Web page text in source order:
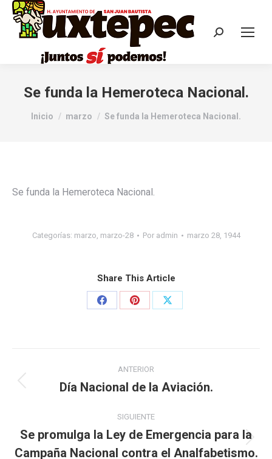
Se funda la Hemeroteca Nacional.
Estás aquí:
Inicio marzo Se funda la Hemeroteca Nacional.
Se funda la Hemeroteca Nacional.
Categorías: marzo, marzo-28 Por admin marzo 28, 1944
Share This Article
ANTERIOR
Día Nacional de la Aviación.
SIGUIENTE
Se promulga la Ley de Emergencia para la
Campaña Nacional contra el Analfabetismo.